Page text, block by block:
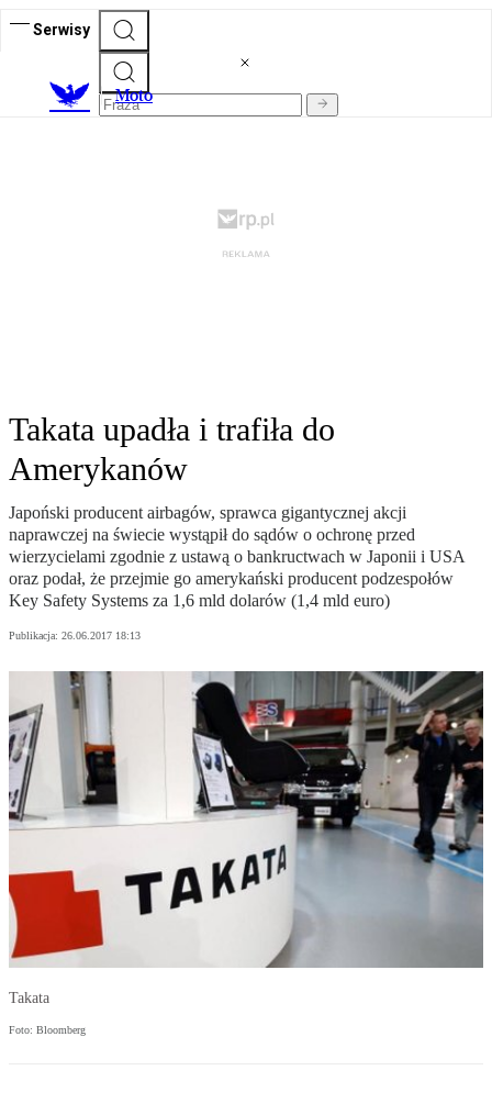
Serwisy
Moto
Takata upadła i trafiła do
Amerykanów
Japoński producent airbagów, sprawca gigantycznej akcji
naprawczej na świecie wystąpił do sądów o ochronę przed
wierzycielami zgodnie z ustawą o bankructwach w Japonii i USA
oraz podał, że przejmie go amerykański producent podzespołów
Key Safety Systems za 1,6 mld dolarów (1,4 mld euro)
Publikacja: 26.06.2017 18:13
Takata
Foto: Bloomberg